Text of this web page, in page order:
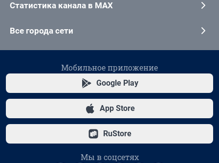
Статистика канала в MAX
Все города сети
Мобильное приложение
Google Play
App Store
RuStore
Мы в соцсетях